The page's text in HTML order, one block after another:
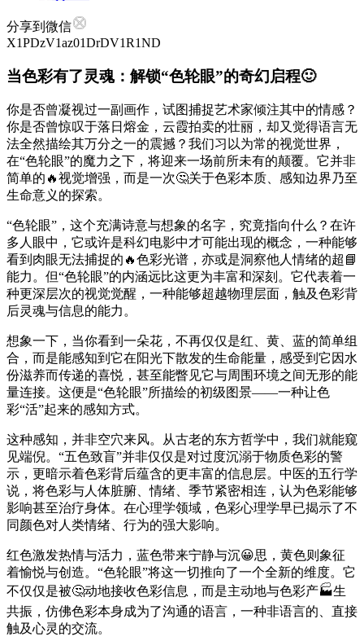
分享到微信
X1PDzV1az01DrDV1R1ND
当色彩有了灵魂：解锁“色轮眼”的奇幻启程🙂
你是否曾凝视过一副画作，试图捕捉艺术家倾注其中的情感？
你是否曾惊叹于落日熔金，云霞拍卖的壮丽，却又觉得语言无
法全然描绘其万分之一的震撼？我们习以为常的视觉世界，
在“色轮眼”的魔力之下，将迎来一场前所未有的颠覆。它并非
简单的🔥视觉增强，而是一次🤔关于色彩本质、感知边界乃至
生命意义的探索。
“色轮眼”，这个充满诗意与想象的名字，究竟指向什么？在许
多人眼中，它或许是科幻电影中才可能出现的概念，一种能够
看到肉眼无法捕捉的🔥色彩光谱，亦或是洞察他人情绪的超📘
能力。但“色轮眼”的内涵远比这更为丰富和深刻。它代表着一
种更深层次的视觉觉醒，一种能够超越物理层面，触及色彩背
后灵魂与信息的能力。
想象一下，当你看到一朵花，不再仅仅是红、黄、蓝的简单组
合，而是能感知到它在阳光下散发的生命能量，感受到它因水
份滋养而传递的喜悦，甚至能瞥见它与周围环境之间无形的能
量连接。这便是“色轮眼”所描绘的初级图景——一种让色
彩“活”起来的感知方式。
这种感知，并非空穴来风。从古老的东方哲学中，我们就能窥
见端倪。“五色致盲”并非仅仅是对过度沉溺于物质色彩的警
示，更暗示着色彩背后蕴含的更丰富的信息层。中医的五行学
说，将色彩与人体脏腑、情绪、季节紧密相连，认为色彩能够
影响甚至治疗身体。在心理学领域，色彩心理学早已揭示了不
同颜色对人类情绪、行为的强大影响。
红色激发热情与活力，蓝色带来宁静与沉😀思，黄色则象征
着愉悦与创造。“色轮眼”将这一切推向了一个全新的维度。它
不仅仅是被🤔动地接收色彩信息，而是主动地与色彩产🏭生
共振，仿佛色彩本身成为了沟通的语言，一种非语言的、直接
触及心灵的交流。